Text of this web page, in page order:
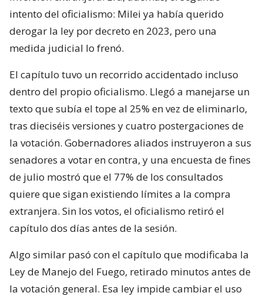
intento del oficialismo: Milei ya había querido
derogar la ley por decreto en 2023, pero una
medida judicial lo frenó.
El capítulo tuvo un recorrido accidentado incluso
dentro del propio oficialismo. Llegó a manejarse un
texto que subía el tope al 25% en vez de eliminarlo,
tras dieciséis versiones y cuatro postergaciones de
la votación. Gobernadores aliados instruyeron a sus
senadores a votar en contra, y una encuesta de fines
de julio mostró que el 77% de los consultados
quiere que sigan existiendo límites a la compra
extranjera. Sin los votos, el oficialismo retiró el
capítulo dos días antes de la sesión.
Algo similar pasó con el capítulo que modificaba la
Ley de Manejo del Fuego, retirado minutos antes de
la votación general. Esa ley impide cambiar el uso